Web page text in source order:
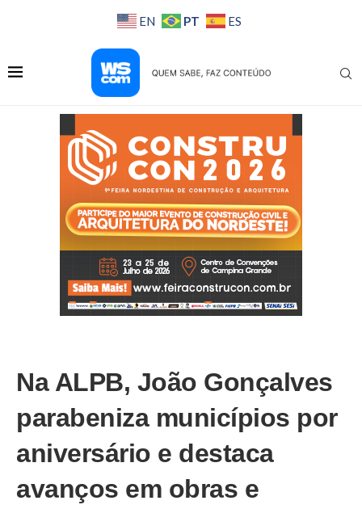
EN PT ES
Na ALPB, João Gonçalves
parabeniza municípios por
aniversário e destaca
avanços em obras e